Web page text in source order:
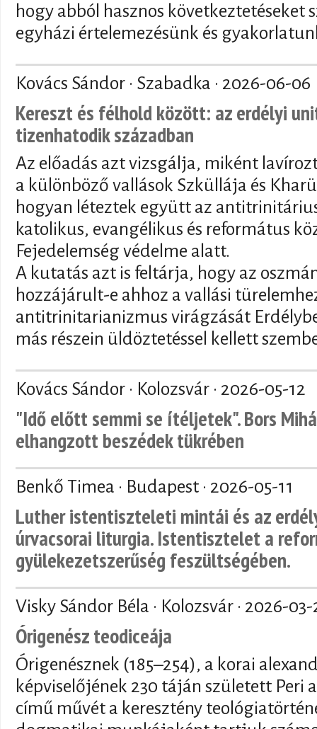
hogy abból hasznos következtetéseket
egyházi értelemezésünk és
Kovács Sándor · Szabadka · 2026-06-06
Kereszt és félhold között: az erdélyi
tizenhatodik században
Az előadás azt vizsgálja, miként
a különböző vallások Szküllája és
hogyan léteztek együtt az
katolikus, evangélikus és református
Fejedelemség védelme alatt.
A kutatás azt is feltárja, hogy az
hozzájárult-e ahhoz a vallási
antitrinitarianizmus virágzását
más részein üldöztetéssel kellett
Kovács Sándor · Kolozsvár · 2026-05-12
"Idő előtt semmi se ítéljetek". Bors
elhangzott beszédek tükrében
Benkő Timea · Budapest · 2026-05-11
Luther istentiszteleti mintái és az
úrvacsorai liturgia. Istentisztelet a
gyülekezetszerűség feszültségében.
Visky Sándor Béla · Kolozsvár · 2026-03-
Órigenész teodiceája
Órigenésznek (185–254), a korai
képviselőjének 230 táján született Peri
című művét a keresztény